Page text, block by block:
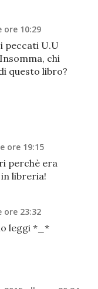
ore 10:29
peccati U.U
chi
questo libro?
ore 19:15
perchè era
libreria!
ore 23:32
leggi *_*